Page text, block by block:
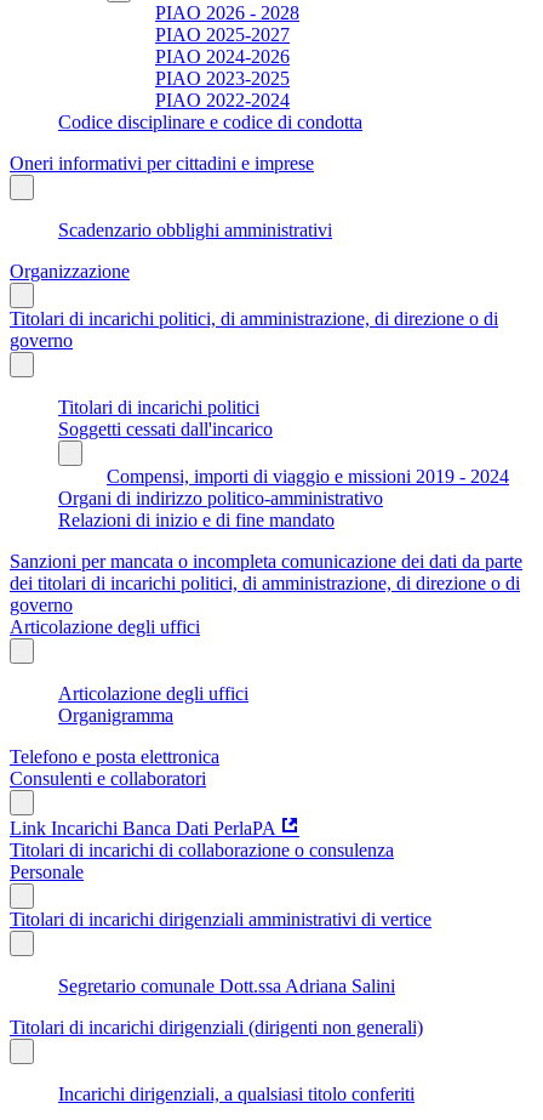
PIAO 2026 - 2028
PIAO 2025-2027
PIAO 2024-2026
PIAO 2023-2025
PIAO 2022-2024
Codice disciplinare e codice di condotta
Oneri informativi per cittadini e imprese
Scadenzario obblighi amministrativi
Organizzazione
Titolari di incarichi politici, di amministrazione, di direzione o di
governo
Titolari di incarichi politici
Soggetti cessati dall'incarico
Compensi, importi di viaggio e missioni 2019 - 2024
Organi di indirizzo politico-amministrativo
Relazioni di inizio e di fine mandato
Sanzioni per mancata o incompleta comunicazione dei dati da parte
dei titolari di incarichi politici, di amministrazione, di direzione o di
governo
Articolazione degli uffici
Articolazione degli uffici
Organigramma
Telefono e posta elettronica
Consulenti e collaboratori
Link Incarichi Banca Dati PerlaPA
Titolari di incarichi di collaborazione o consulenza
Personale
Titolari di incarichi dirigenziali amministrativi di vertice
Segretario comunale Dott.ssa Adriana Salini
Titolari di incarichi dirigenziali (dirigenti non generali)
Incarichi dirigenziali, a qualsiasi titolo conferiti